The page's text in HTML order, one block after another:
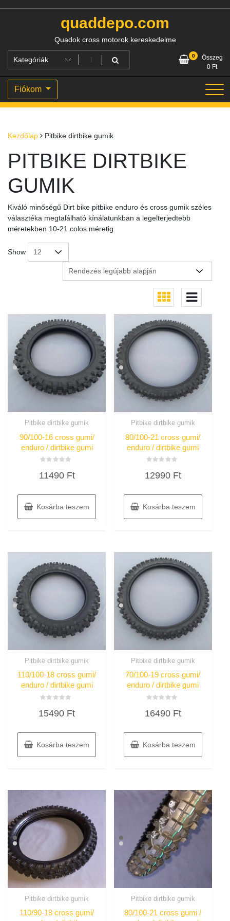
quaddepo.com
Quadok cross motorok kereskedelme
0
Összeg
0 Ft
Fiókom
Kezdőlap Pitbike dirtbike gumik
PITBIKE DIRTBIKE
GUMIK
Kiváló minőségű Dirt bike pitbike enduro és cross gumik széles
választéka megtalálható kínálatunkban a legelterjedtebb
méretekben 10-21 colos méretig.
Show
Pitbike dirtbike gumik
90/100-16 cross gumi/
enduro / dirtbike gumi
0
11490 Ft
Kosárba teszem
Pitbike dirtbike gumik
80/100-21 cross gumi/
enduro / dirtbike gumi
0
12990 Ft
Kosárba teszem
Pitbike dirtbike gumik
110/100-18 cross gumi/
enduro / dirtbike gumi
0
15490 Ft
Kosárba teszem
Pitbike dirtbike gumik
70/100-19 cross gumi/
enduro / dirtbike gumi
0
16490 Ft
Kosárba teszem
Pitbike dirtbike gumik
110/90-18 cross gumi/
Pitbike dirtbike gumik
80/100-21 cross gumi /